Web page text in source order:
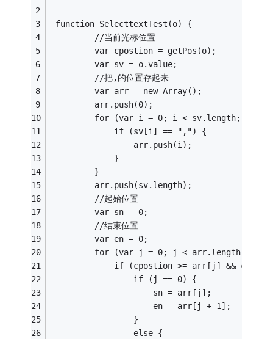
function SelecttextTest(o) {
         //当前光标位置
         var cpostion = getPos(o);
         var sv = o.value;
         //把,的位置存起来
         var arr = new Array();
         arr.push(0);
for (var i = 0; i < sv.length; i++)
             if (sv[i] == ",") {
                 arr.push(i);
             }
         }
         arr.push(sv.length);
         //起始位置
         var sn = 0;
         //结束位置
         var en = 0;
for (var j = 0; j < arr.length-1;
if (cpostion >= arr[j] &&
                 if (j == 0) {
                     sn = arr[j];
                     en = arr[j + 1];
                 }
                 else {